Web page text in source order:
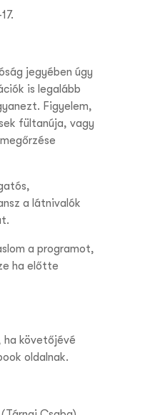
17.
jegyében úgy
is legalább
Figyelem,
fültanúja, vagy
a látnivalók
a programot,
ha előtte
ha követőjévé
oldalnak.